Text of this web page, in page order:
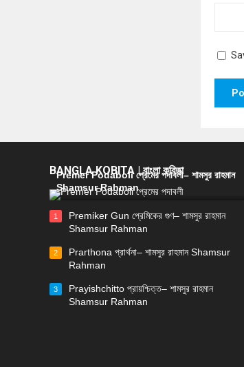
BANGLA KOBITA | বাংলা কবিতা
Premer Podaboli প্রেমের পদাবলী– শামসুর রাহমান
Shamsur Rahman
1
Premiker Gun প্রেমিকের গুণ– শামসুর রাহমান
Shamsur Rahman
2
Prarthona প্রার্থনা– শামসুর রাহমান Shamsur
Rahman
3
Prayishchitto প্রায়শ্চিত্ত– শামসুর রাহমান
Shamsur Rahman